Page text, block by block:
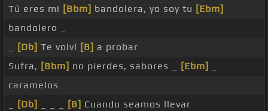
Tú eres mi [Bbm] bandolera, yo soy tu [Ebm]
bandolero _
[Db] Te volví [B] a probar
Sufra, [Bbm] no pierdes, sabores _ [Ebm]
caramelos
[Db] [B] Cuando seamos llevar